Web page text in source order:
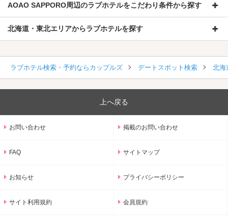
AOAO SAPPORO周辺のラブホテルをこだわり条件から探す
北海道・東北エリアからラブホテルを探す
ラブホテル検索・予約ならカップルズ デートスポット検索 北海
上へ戻る
お問い合わせ 掲載のお問い合わせ
FAQ サイトマップ
お知らせ プライバシーポリシー
サイト利用規約 会員規約